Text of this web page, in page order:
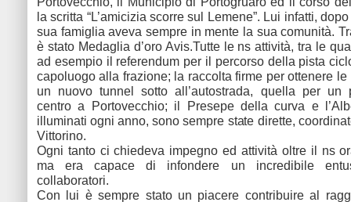
la scritta “L’amicizia scorre sul Lemene”. Lui infatti,
sua famiglia aveva sempre in mente la sua comunità.
è stato Medaglia d’oro Avis.Tutte le ns attività, tra le
ad esempio il referendum per il percorso della pista
capoluogo alla frazione; la raccolta firme per ottenere
un nuovo tunnel sotto all’autostrada, quella per un
centro a Portovecchio; il Presepe della curva e
illuminati ogni anno, sono sempre state dirette,
Vittorino.
Ogni tanto ci chiedeva impegno ed attività oltre il ns
ma era capace di infondere un incredibile
collaboratori.
Con lui è sempre stato un piacere contribuire al